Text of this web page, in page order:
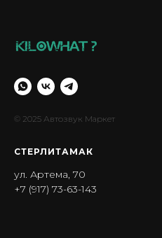
© 2025 Автозвук Маркет
СТЕРЛИТАМАК
ул. Артема, 70
+7 (917) 73-63-143